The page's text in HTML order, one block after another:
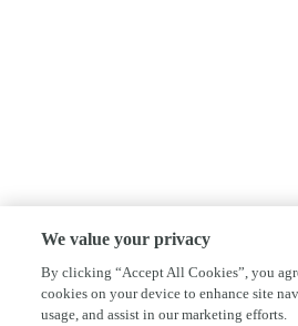
We value your privacy
By clicking “Accept All Cookies”, you
cookies on your device to enhance site
usage, and assist in our marketing efforts.